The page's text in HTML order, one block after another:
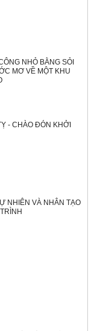
NHỎ BẰNG SỎI
MƠ VỀ MỘT KHU
- CHÀO ĐÓN KHỞI
NHIÊN VÀ NHÂN TẠO